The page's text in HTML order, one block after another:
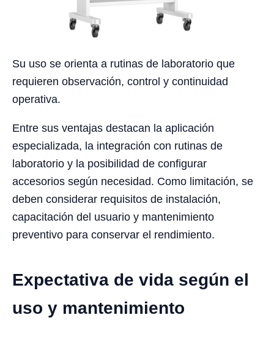
Su uso se orienta a rutinas de laboratorio que
requieren observación, control y continuidad
operativa.
Entre sus ventajas destacan la aplicación
especializada, la integración con rutinas de
laboratorio y la posibilidad de configurar
accesorios según necesidad. Como limitación, se
deben considerar requisitos de instalación,
capacitación del usuario y mantenimiento
preventivo para conservar el rendimiento.
Expectativa de vida según el
uso y mantenimiento